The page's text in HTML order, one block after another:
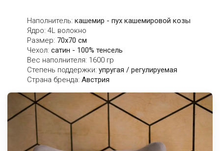
Наполнитель: кашемир - пух кашемировой козы
Ядро: 4L волокно
Размер: 70х70 см
Чехол: сатин - 100% тенсель
Вес наполнителя: 1600 гр
Степень поддержки: упругая / регулируемая
Страна бренда: Австрия